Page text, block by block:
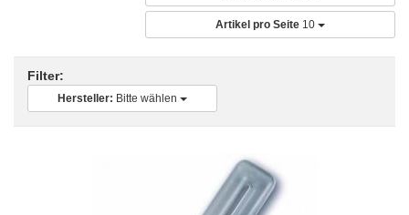
Artikel pro Seite 10
Filter:
Hersteller: Bitte wählen